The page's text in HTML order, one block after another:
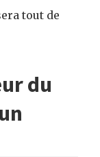
tout de
du